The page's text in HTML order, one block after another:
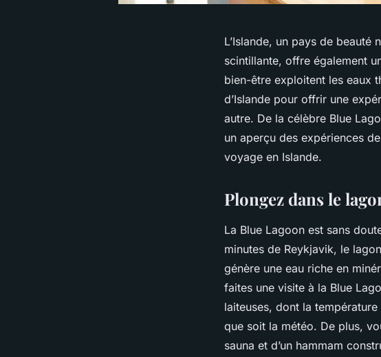
L’Islande, un pays de
scintillante, offre également
bien-être exploitent les eaux
d’Islande pour offrir une
autre. De la célèbre Blue
un aperçu des expériences
voyage en Islande.
Plongez dans le
La Blue Lagoon est sans
minutes de Reykjavik, le
génère une eau riche en
faites une visite à la Blue
laiteuses, dont la
que soit la météo. De plus,
sauna et d’un hammam